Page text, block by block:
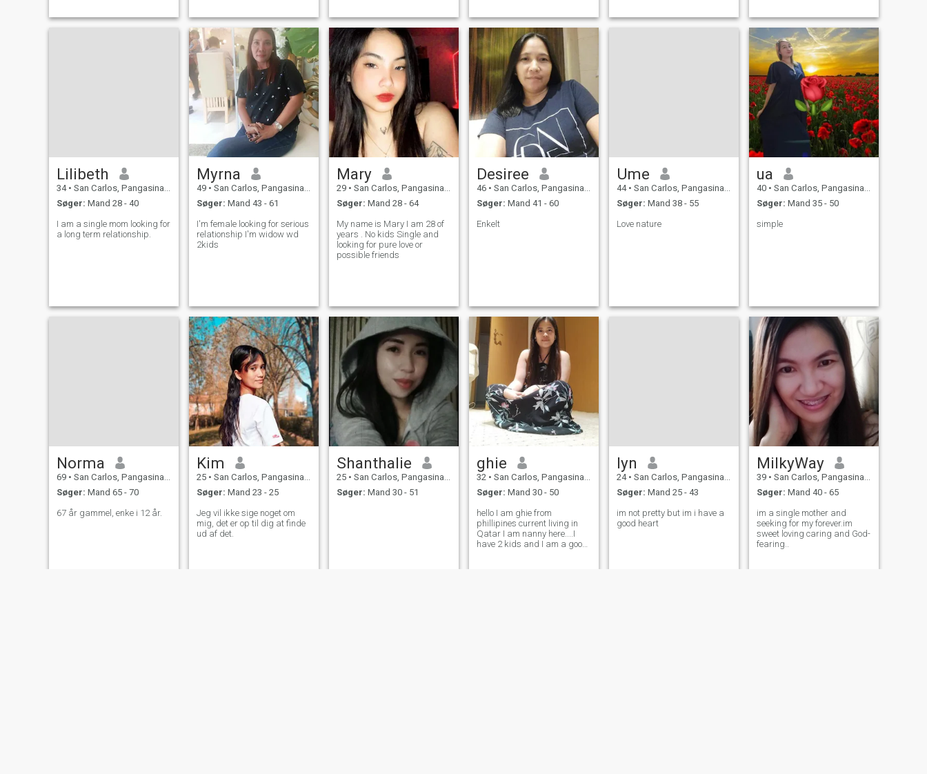
spil ..
games—just looking to meet
someone wh
Lilibeth
34 • San Carlos, Pangasinan, Filippinerne
Søger: Mand 28 - 40
I am a single mom looking for
a long term relationship.
Myrna
49 • San Carlos, Pangasinan, Filippinerne
Søger: Mand 43 - 61
I'm female looking for serious
relationship I'm widow wd
2kids
Mary
29 • San Carlos, Pangasinan, Filippinerne
Søger: Mand 28 - 64
My name is Mary I am 28 of
years . No kids Single and
looking for pure love or
possible friends
Desiree
46 • San Carlos, Pangasinan, Filippinerne
Søger: Mand 41 - 60
Enkelt
Ume
44 • San Carlos, Pangasinan, Filippinerne
Søger: Mand 38 - 55
Love nature
ua
40 • San Carlos, Pangasinan, Filippinerne
Søger: Mand 35 - 50
simple
Norma
69 • San Carlos, Pangasinan, Filippinerne
Søger: Mand 65 - 70
67 år gammel, enke i 12 år.
Kim
25 • San Carlos, Pangasinan, Filippinerne
Søger: Mand 23 - 25
Jeg vil ikke sige noget om
mig, det er op til dig at finde
ud af det.
Shanthalie
25 • San Carlos, Pangasinan, Filippinerne
Søger: Mand 30 - 51
ghie
32 • San Carlos, Pangasinan, Filippinerne
Søger: Mand 30 - 50
hello I am ghie from
phillipines current living in
Qatar I am nanny here....I
have 2 kids and I am a good
lyn
24 • San Carlos, Pangasinan, Filippinerne
Søger: Mand 25 - 43
im not pretty but im i have a
good heart
MilkyWay
39 • San Carlos, Pangasinan, Filippinerne
Søger: Mand 40 - 65
im a single mother and
seeking for my forever.im
sweet loving caring and God-
fearing..